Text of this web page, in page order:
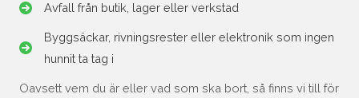
Avfall från butik, lager eller verkstad
Byggsäckar, rivningsrester eller elektronik som ingen
hunnit ta tag i
Oavsett vem du är eller vad som ska bort, så finns vi till för